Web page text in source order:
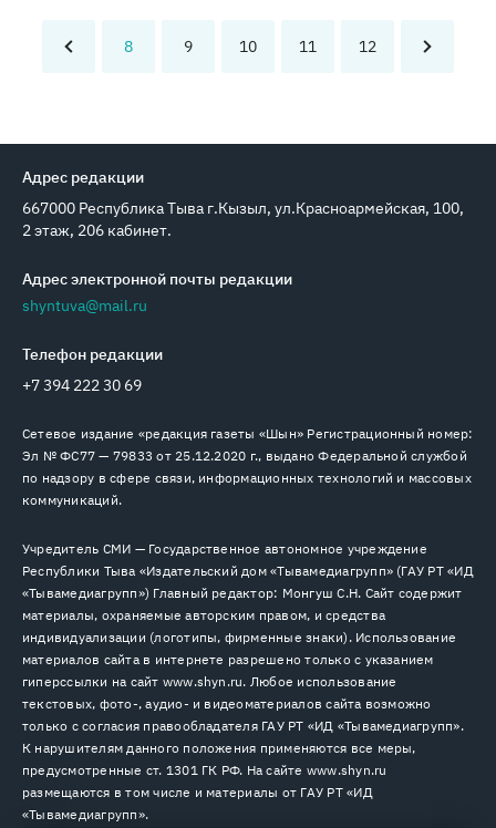
8 9 10 11 12
Адрес редакции
667000 Республика Тыва г.Кызыл, ул.Красноармейская, 100,
2 этаж, 206 кабинет.
Адрес электронной почты редакции
shyntuva@mail.ru
Телефон редакции
+7 394 222 30 69
Сетевое издание «редакция газеты «Шын» Регистрационный номер:
Эл № ФС77 — 79833 от 25.12.2020 г., выдано Федеральной службой
по надзору в сфере связи, информационных технологий и массовых
коммуникаций.
Учредитель СМИ — Государственное автономное учреждение
Республики Тыва «Издательский дом «Тывамедиагрупп» (ГАУ РТ «ИД
«Тывамедиагрупп») Главный редактор: Монгуш С.Н. Сайт содержит
материалы, охраняемые авторским правом, и средства
индивидуализации (логотипы, фирменные знаки). Использование
материалов сайта в интернете разрешено только с указанием
гиперссылки на сайт www.shyn.ru. Любое использование
текстовых, фото-, аудио- и видеоматериалов сайта возможно
только с согласия правообладателя ГАУ РТ «ИД «Тывамедиагрупп».
К нарушителям данного положения применяются все меры,
предусмотренные ст. 1301 ГК РФ. На сайте www.shyn.ru
размещаются в том числе и материалы от ГАУ РТ «ИД
«Тывамедиагрупп».